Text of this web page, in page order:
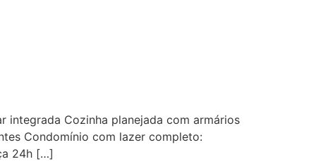
integrada Cozinha planejada com armários
Condomínio com lazer completo:
24h […]